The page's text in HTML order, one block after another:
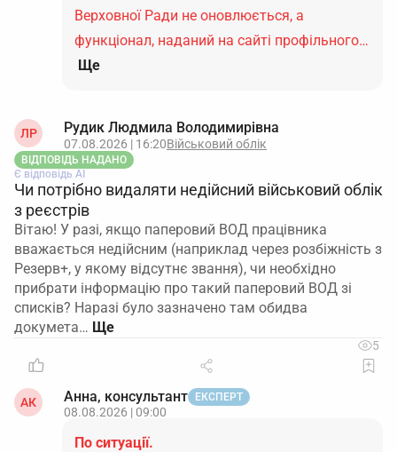
Верховної Ради не оновлюється, а
функціонал, наданий на сайті профільного…
Ще
ЛР Рудик Людмила Володимирівна
07.08.2026 | 16:20Військовий облік
ВІДПОВІДЬ НАДАНО
Є відповідь АІ
Чи потрібно видаляти недійсний військовий облік
з реєстрів
Вітаю! У разі, якщо паперовий ВОД працівника
вважається недійсним (наприклад через розбіжність з
Резерв+, у якому відсутнє звання), чи необхідно
прибрати інформацію про такий паперовий ВОД зі
списків? Наразі було зазначено там обидва
докумета…
5
АК Анна, консультант ЕКСПЕРТ
08.08.2026 | 09:00
По ситуації.